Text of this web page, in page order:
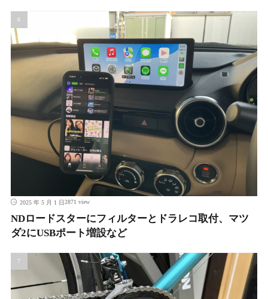
2025 年 5 月 1 日2871 view
NDロードスターにフィルターとドラレコ取付、マツ
ダ2にUSBポート増設など